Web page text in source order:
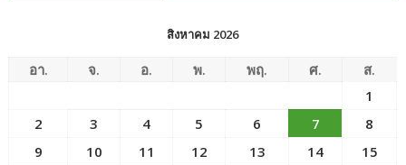
สิงหาคม 2026
อา. จ. อ. พ. พฤ. ศ.
ส.
1
2
3 4 5 6 7
8
9
10 11 12 13 14
15